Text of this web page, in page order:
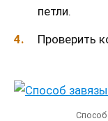
петли.
Проверить
Способ